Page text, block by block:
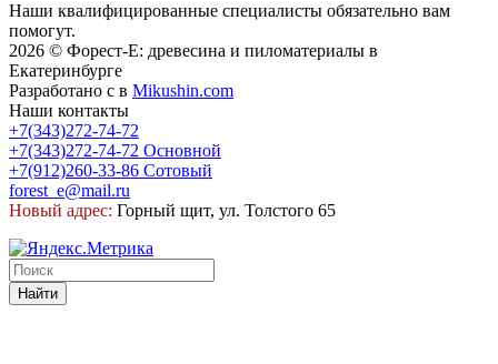
Наши квалифицированные специалисты обязательно вам
помогут.
2026 © Форест-Е: древесина и пиломатериалы в
Екатеринбурге
Разработано с в Mikushin.com
Наши контакты
+7(343)272-74-72
+7(343)272-74-72 Основной
+7(912)260-33-86 Сотовый
forest_e@mail.ru
Новый адрес: Горный щит, ул. Толстого 65
Найти